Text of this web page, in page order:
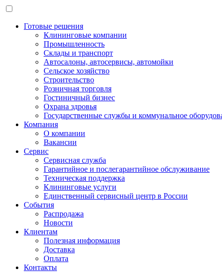
Готовые решения
Клининговые компании
Промышленность
Склады и транспорт
Автосалоны, автосервисы, автомойки
Сельское хозяйство
Строительство
Розничная торговля
Гостиничный бизнес
Охрана здровья
Государственные службы и коммунальное
Компания
О компании
Вакансии
Сервис
Сервисная служба
Гарантийное и послегарантийное обслуживание
Техническая поддержка
Клининговые услуги
Единственный сервисный центр в России
События
Распродажа
Новости
Клиентам
Полезная информация
Доставка
Оплата
Контакты